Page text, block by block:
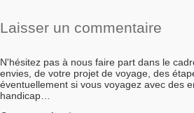
Laisser un commentaire
N'hésitez pas à nous faire part dans le
envies, de votre projet de voyage, des
éventuellement si vous voyagez avec des
handicap…